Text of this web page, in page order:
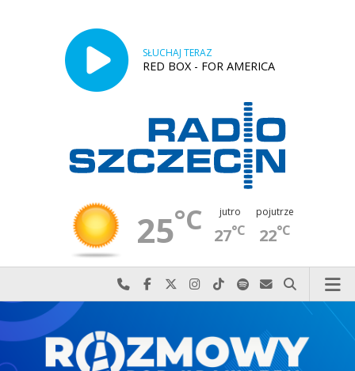
SŁUCHAJ TERAZ
RED BOX - FOR AMERICA
25°C jutro
27°C
pojutrze
22°C
Najlepiej po prostu do nas zadzwoń
Odwiedź nas na Facebook-u
Odwiedź nas na X
Odwiedź nas na Instagram-ie
Odwiedź nas na TikTok-u
Szukaj nas na Spotify
Wyślij do nas
Szukaj